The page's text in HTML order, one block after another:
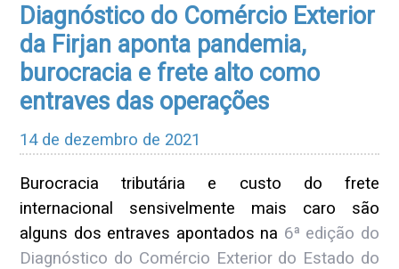
Diagnóstico do Comércio Exterior
da Firjan aponta pandemia,
burocracia e frete alto como
entraves das operações
14 de dezembro de 2021
Burocracia tributária e custo do frete
internacional sensivelmente mais caro são
alguns dos entraves apontados na 6ª edição do
Diagnóstico do Comércio Exterior do Estado do